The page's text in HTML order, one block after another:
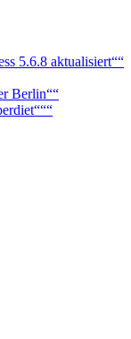
5.6.8 aktualisiert““
Berlin““